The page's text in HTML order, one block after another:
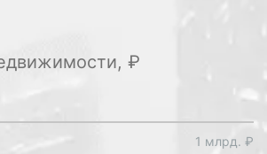
для организации
осмотра и консультаций по
вопросам.
₽
1 млрд. ₽